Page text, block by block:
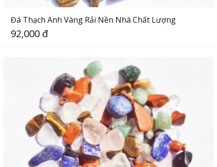
Đá Thạch Anh Vàng Rải Nền Nhà Chất Lượng
92,000 đ